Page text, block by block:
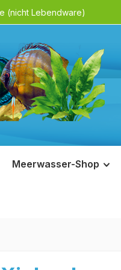
(nicht Lebendware)
Meerwasser-Shop